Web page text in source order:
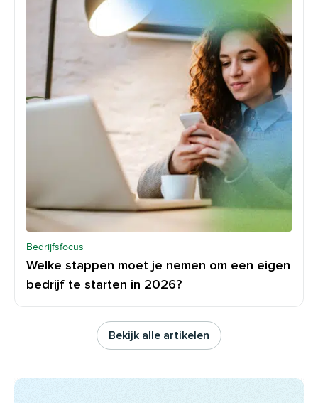
Bedrijfsfocus
Welke stappen moet je nemen om een eigen
bedrijf te starten in 2026?
Bekijk alle artikelen